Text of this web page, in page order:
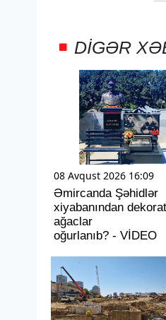
DIGƏR
08 Avqust 2026 16:09
Əmircanda Şəhidlər
xiyabanından
ağaclar
oğurlanıb? - VİDEO